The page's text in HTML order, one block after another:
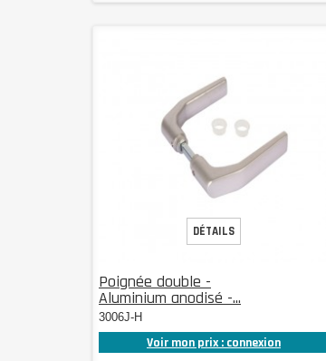
Poignée double -
Aluminium anodisé -...
3006J-H
Voir mon prix : connexion
DÉTAILS